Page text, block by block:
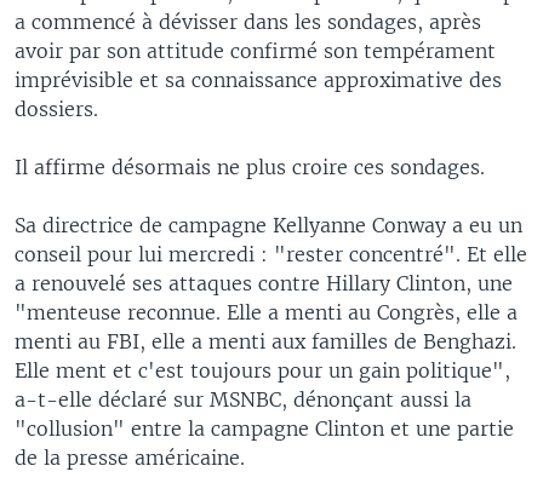
a commencé à dévisser dans les sondages, après
avoir par son attitude confirmé son tempérament
imprévisible et sa connaissance approximative des
dossiers.
Il affirme désormais ne plus croire ces sondages.
Sa directrice de campagne Kellyanne Conway a eu un
conseil pour lui mercredi : "rester concentré". Et elle
a renouvelé ses attaques contre Hillary Clinton, une
"menteuse reconnue. Elle a menti au Congrès, elle a
menti au FBI, elle a menti aux familles de Benghazi.
Elle ment et c'est toujours pour un gain politique",
a-t-elle déclaré sur MSNBC, dénonçant aussi la
"collusion" entre la campagne Clinton et une partie
de la presse américaine.